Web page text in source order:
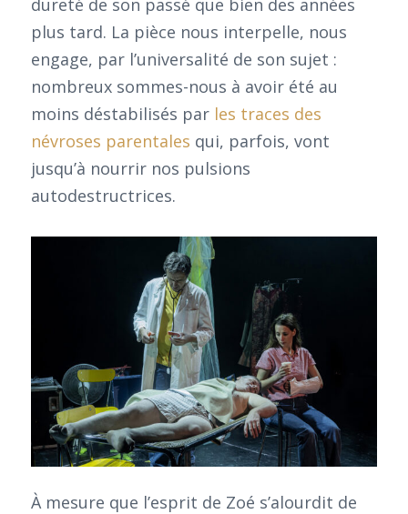
dureté de son passé que bien des années
plus tard. La pièce nous interpelle, nous
engage, par l’universalité de son sujet :
nombreux sommes-nous à avoir été au
moins déstabilisés par les traces des
névroses parentales qui, parfois, vont
jusqu’à nourrir nos pulsions
autodestructrices.
À mesure que l’esprit de Zoé s’alourdit de